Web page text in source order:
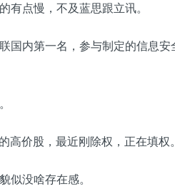
有点慢，不及蓝思跟立讯。
国内第一名，参与制定的信息
高价股，最近刚除权，正在填权。
似没啥存在感。